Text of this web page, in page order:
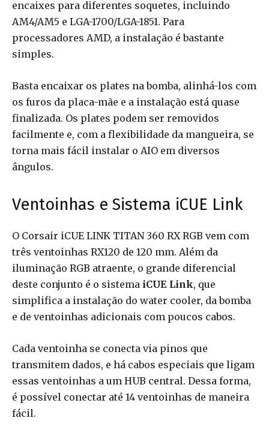
encaixes para diferentes soquetes, incluindo
AM4/AM5 e LGA-1700/LGA-1851. Para
processadores AMD, a instalação é bastante
simples.
Basta encaixar os plates na bomba, alinhá-los com
os furos da placa-mãe e a instalação está quase
finalizada. Os plates podem ser removidos
facilmente e, com a flexibilidade da mangueira, se
torna mais fácil instalar o AIO em diversos
ângulos.
Ventoinhas e Sistema iCUE Link
O Corsair iCUE LINK TITAN 360 RX RGB vem com
três ventoinhas RX120 de 120 mm. Além da
iluminação RGB atraente, o grande diferencial
deste conjunto é o sistema iCUE Link, que
simplifica a instalação do water cooler, da bomba
e de ventoinhas adicionais com poucos cabos.
Cada ventoinha se conecta via pinos que
transmitem dados, e há cabos especiais que ligam
essas ventoinhas a um HUB central. Dessa forma,
é possível conectar até 14 ventoinhas de maneira
fácil.